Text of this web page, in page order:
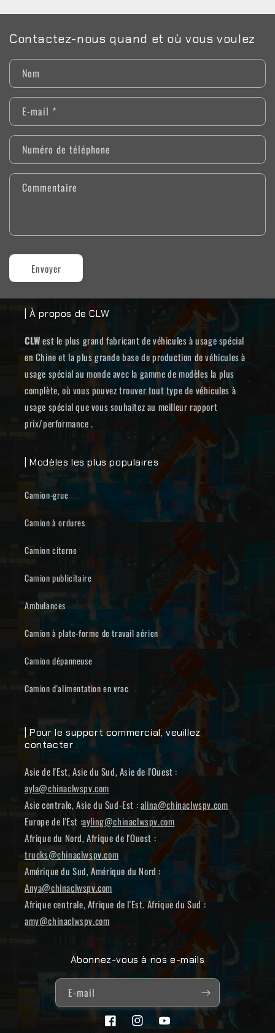
Contactez-nous quand et où vous voulez
Nom
E-mail *
Numéro de téléphone
Commentaire
Envoyer
| À propos de CLW
CLWest le plus grand fabricant de véhicules à usage spécial
en Chine et la plus grande base de production de véhicules à
usage spécial au monde avec la gamme de modèles la plus
complète, où vous pouvez trouver tout type de véhicules à
usage spécial que vous souhaitez au meilleur rapport
prix/performance .
| Modèles les plus populaires
Camion-grue
Camion à ordures
Camion citerne
Camion publicitaire
Ambulances
Camion à plate-forme de travail aérien
Camion dépanneuse
Camion d'alimentation en vrac
| Pour le support commercial, veuillez
contacter :
Asie de l'Est, Asie du Sud, Asie de l'Ouest :
ayla@chinaclwspv.com
Asie centrale, Asie du Sud-Est :alina@chinaclwspv.com
Europe de l'Est :ayling@chinaclwspv.com
Afrique du Nord, Afrique de l'Ouest :
trucks@chinaclwspv.com
Amérique du Sud, Amérique du Nord :
Anya@chinaclwspv.com
Afrique centrale, Afrique de l'Est. Afrique du Sud :
amy@chinaclwspv.com
Abonnez-vous à nos e-mails
E-mail
FacebookInstagramYouTube